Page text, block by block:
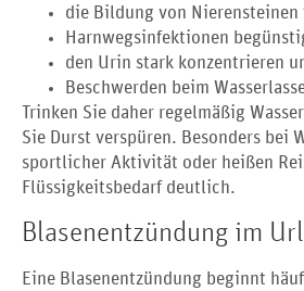
die Bildung von Nierensteinen
Harnwegsinfektionen
den Urin stark konzentrieren
Beschwerden beim
Trinken Sie daher regelmäßig
Sie Durst verspüren. Besonders bei
sportlicher Aktivität oder heißen
Flüssigkeitsbedarf deutlich.
Blasenentzündung im
Eine Blasenentzündung beginnt